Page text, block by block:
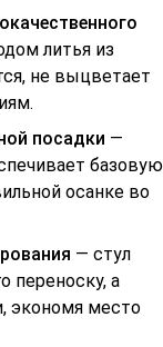
литья из
не выцветает
посадки —
базовую
осанке во
— стул
переноску, а
экономя место